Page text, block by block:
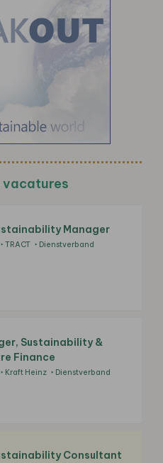
vacatures
Manager
TRACT Dienstverband
Sustainability &
Finance
Kraft Heinz Dienstverband
Consultant